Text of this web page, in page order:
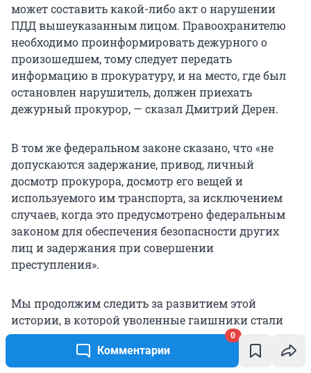
Комментарии
0
может составить какой-либо акт о нарушении
ПДД вышеуказанным лицом. Правоохранителю
необходимо проинформировать дежурного о
произошедшем, тому следует передать
информацию в прокуратуру, и на место, где был
остановлен нарушитель, должен приехать
дежурный прокурор, — сказал Дмитрий Дерен.
В том же федеральном законе сказано, что «не
допускаются задержание, привод, личный
досмотр прокурора, досмотр его вещей и
используемого им транспорта, за исключением
случаев, когда это предусмотрено федеральным
законом для обеспечения безопасности других
лиц и задержания при совершении
преступления».
Мы продолжим следить за развитием этой
истории, в которой уволенные гаишники стали
уже народными героями.